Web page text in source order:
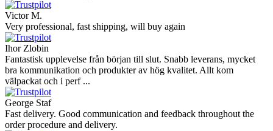
Victor M.
Very professional, fast shipping, will buy again
Ihor Zlobin
Fantastisk upplevelse från början till slut. Snabb leverans, mycket
bra kommunikation och produkter av hög kvalitet. Allt kom
välpackat och i perf ...
George Staf
Fast delivery. Good communication and feedback throughout the
order procedure and delivery.